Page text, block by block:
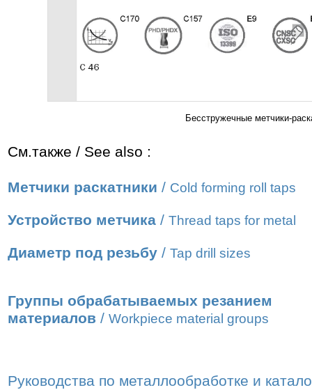
Бесстружечные метчики-
См.также / See also :
Метчики раскатники / Cold forming roll taps
Устройство метчика / Thread taps for metal
Диаметр под резьбу / Tap drill sizes
Группы обрабатываемых резанием
материалов / Workpiece material groups
Руководства по металлообработке и